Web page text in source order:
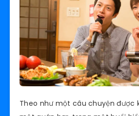
Theo như một câu chuyện được